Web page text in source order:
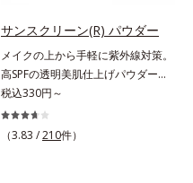
サンスクリーン(R) パウダー
メイクの上から手軽に紫外線対策。
高SPFの透明美肌仕上げパウダー。
メイクの上から手を汚さずに紫外線
対策ができるUVカットパウダーで
す。“素肌のようななめらかな軽
税込330円～
（3.83 /210件）